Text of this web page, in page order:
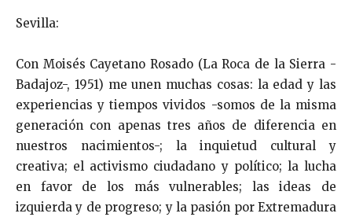
Sevilla:
Con Moisés Cayetano Rosado (La Roca de la Sierra -
Badajoz-, 1951) me unen muchas cosas: la edad y las
experiencias y tiempos vividos -somos de la misma
generación con apenas tres años de diferencia en
nuestros nacimientos-; la inquietud cultural y
creativa; el activismo ciudadano y político; la lucha
en favor de los más vulnerables; las ideas de
izquierda y de progreso; y la pasión por Extremadura